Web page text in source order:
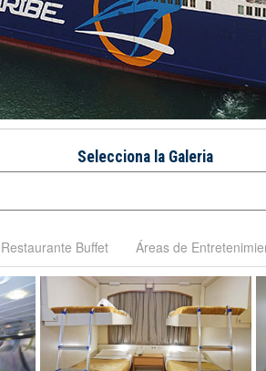
Selecciona la Galeria